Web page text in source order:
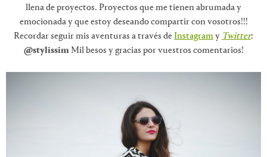
llena de proyectos. Proyectos que me tienen abrumada y
emocionada y que estoy deseando compartir con vosotros!!!
Recordar seguir mis aventuras a través deInstagramy Twitter:
@stylissimMil besos y gracias por vuestros comentarios!